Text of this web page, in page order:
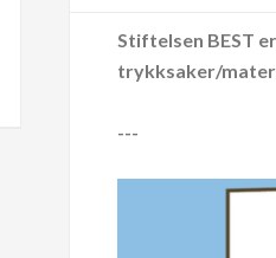
Stiftelsen BEST
trykksaker/
---